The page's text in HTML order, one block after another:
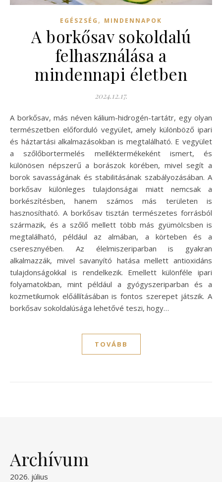
EGÉSZSÉG , MINDENNAPOK
A borkősav sokoldalú
felhasználása a
mindennapi életben
2024.12.17.
A borkősav, más néven kálium-hidrogén-tartátr, egy olyan
természetben előforduló vegyület, amely különböző ipari
és háztartási alkalmazásokban is megtalálható. E vegyület
a szőlőbortermelés melléktermékeként ismert, és
különösen népszerű a borászok körében, mivel segít a
borok savasságának és stabilitásának szabályozásában. A
borkősav különleges tulajdonságai miatt nemcsak a
borkészítésben, hanem számos más területen is
hasznosítható. A borkősav tisztán természetes forrásból
származik, és a szőlő mellett több más gyümölcsben is
megtalálható, például az almában, a körteben és a
cseresznyében. Az élelmiszeriparban is gyakran
alkalmazzák, mivel savanyító hatása mellett antioxidáns
tulajdonságokkal is rendelkezik. Emellett különféle ipari
folyamatokban, mint például a gyógyszeriparban és a
kozmetikumok előállításában is fontos szerepet játszik. A
borkősav sokoldalúsága lehetővé teszi, hogy…
TOVÁBB
Archívum
2026. július